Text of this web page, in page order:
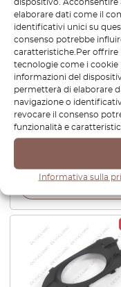
dispositivo. Acconsentire
elaborare dati come il
identificativi unici su
consenso potrebbe
caratteristiche.Per offrire
tecnologie come i cookie
informazioni del
permetterà di elaborare
navigazione o
revocare il consenso
funzionalità e
Informativa sulla
Mercedes W203 / W211 /
W209 / R171 Set di 4
cricchetti di
A2039970186